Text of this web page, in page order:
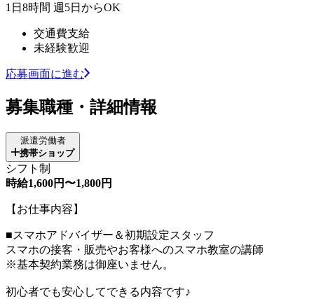
1日8時間 週5日からOK
交通費支給
未経験歓迎
応募画面に進む
募集職種・詳細情報
派遣労働者
携帯ショップ
シフト制
時給1,600円〜1,800円
【お仕事内容】
■スマホアドバイザー＆初期設定スタッフ
スマホの接客・販売やお客様へのスマホ教室の講師
※基本契約業務は御座いません。
初心者でも安心してできる内容です♪